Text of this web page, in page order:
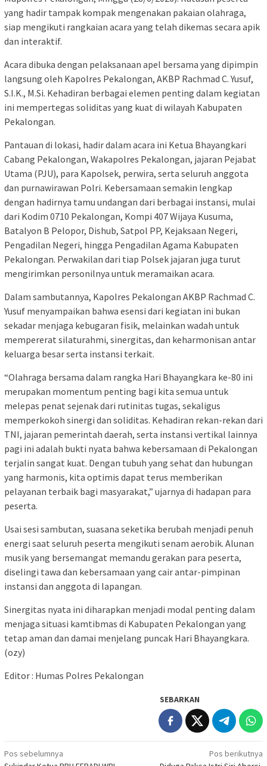
yang hadir tampak kompak mengenakan pakaian olahraga,
siap mengikuti rangkaian acara yang telah dikemas secara apik
dan interaktif.
Acara dibuka dengan pelaksanaan apel bersama yang dipimpin
langsung oleh Kapolres Pekalongan, AKBP Rachmad C. Yusuf,
S.I.K., M.Si. Kehadiran berbagai elemen penting dalam kegiatan
ini mempertegas soliditas yang kuat di wilayah Kabupaten
Pekalongan.
Pantauan di lokasi, hadir dalam acara ini Ketua Bhayangkari
Cabang Pekalongan, Wakapolres Pekalongan, jajaran Pejabat
Utama (PJU), para Kapolsek, perwira, serta seluruh anggota
dan purnawirawan Polri. Kebersamaan semakin lengkap
dengan hadirnya tamu undangan dari berbagai instansi, mulai
dari Kodim 0710 Pekalongan, Kompi 407 Wijaya Kusuma,
Batalyon B Pelopor, Dishub, Satpol PP, Kejaksaan Negeri,
Pengadilan Negeri, hingga Pengadilan Agama Kabupaten
Pekalongan. Perwakilan dari tiap Polsek jajaran juga turut
mengirimkan personilnya untuk meramaikan acara.
Dalam sambutannya, Kapolres Pekalongan AKBP Rachmad C.
Yusuf menyampaikan bahwa esensi dari kegiatan ini bukan
sekadar menjaga kebugaran fisik, melainkan wadah untuk
mempererat silaturahmi, sinergitas, dan keharmonisan antar
keluarga besar serta instansi terkait.
“Olahraga bersama dalam rangka Hari Bhayangkara ke-80 ini
merupakan momentum penting bagi kita semua untuk
melepas penat sejenak dari rutinitas tugas, sekaligus
memperkokoh sinergi dan soliditas. Kehadiran rekan-rekan dari
TNI, jajaran pemerintah daerah, serta instansi vertikal lainnya
pagi ini adalah bukti nyata bahwa kebersamaan di Pekalongan
terjalin sangat kuat. Dengan tubuh yang sehat dan hubungan
yang harmonis, kita optimis dapat terus memberikan
pelayanan terbaik bagi masyarakat,” ujarnya di hadapan para
peserta.
Usai sesi sambutan, suasana seketika berubah menjadi penuh
energi saat seluruh peserta mengikuti senam aerobik. Alunan
musik yang bersemangat memandu gerakan para peserta,
diselingi tawa dan kebersamaan yang cair antar-pimpinan
instansi dan anggota di lapangan.
Sinergitas nyata ini diharapkan menjadi modal penting dalam
menjaga situasi kamtibmas di Kabupaten Pekalongan yang
tetap aman dan damai menjelang puncak Hari Bhayangkara.
(ozy)
Editor : Humas Polres Pekalongan
SEBARKAN
Navigasi
Pos sebelumnya
Pos berikutnya